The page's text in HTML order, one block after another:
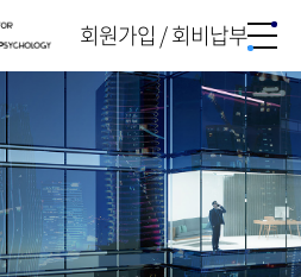
회원가입 / 회비납부